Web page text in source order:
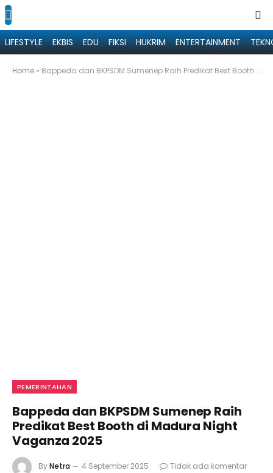
LIFESTYLE EKBIS EDU FIKSI HUKRIM ENTERTAINMENT
Home » Bappeda dan BKPSDM Sumenep Raih Predikat Best Booth di Madura Night Vaganza 2025
PEMERINTAHAN
Bappeda dan BKPSDM Sumenep Raih
Predikat Best Booth di Madura Night
Vaganza 2025
ByNetra 4 September 2025
Tidak ada komentar